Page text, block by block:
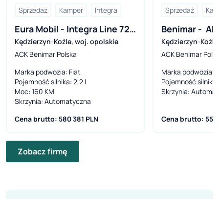
Sprzedaż Kamper Integra
Eura Mobil - Integra Line 720
EF
Kędzierzyn-Koźle, woj. opolskie
ACK Benimar Polska
Marka podwozia: Fiat
Pojemność silnika: 2,2 l
Moc: 160 KM
Skrzynia: Automatyczna
Cena brutto: 580 381 PLN
Sprzedaż
Benimar -
Kędzierzyn-Koźle
ACK Benimar
Marka podwozia:
Pojemność silnika
Skrzynia:
Cena brutto: 550
Zobacz firmę